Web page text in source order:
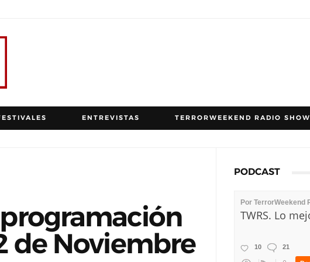
ENTREVISTAS TERRORWEEKEND RADIO SHOW
de Noviembre
PODCAST